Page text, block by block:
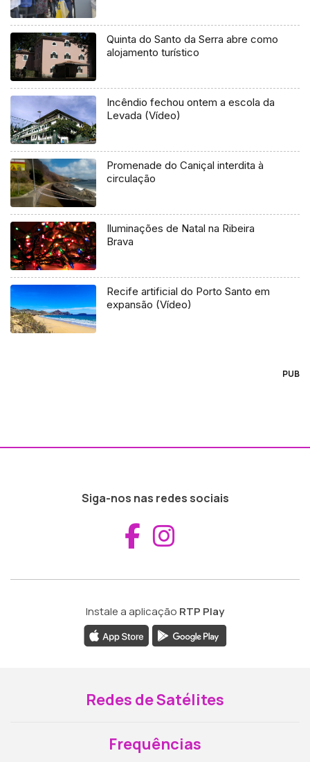
Quinta do Santo da Serra abre como
alojamento turístico
Incêndio fechou ontem a escola da
Levada (Vídeo)
Promenade do Caniçal interdita à
circulação
Iluminações de Natal na Ribeira
Brava
Recife artificial do Porto Santo em
expansão (Vídeo)
PUB
Siga-nos nas redes sociais
Aceder ao
Instale a aplicação RTP Play
Redes de Satélites
Frequências